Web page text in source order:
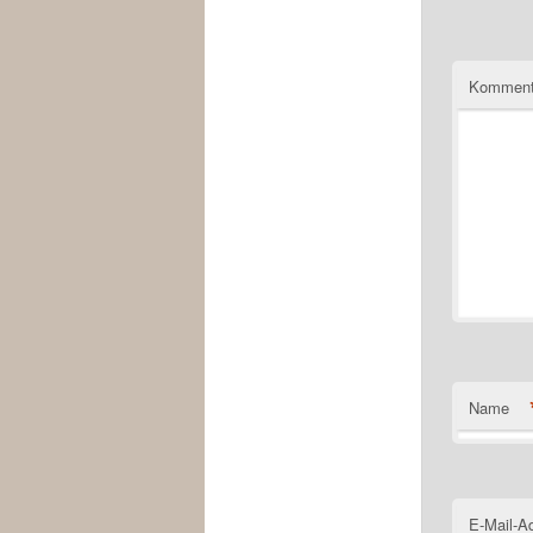
Name
E-Mail-